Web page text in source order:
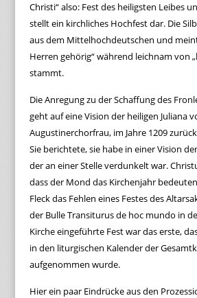
Christi“ also: Fest des heiligsten Leibes
stellt ein kirchliches Hochfest dar. Die
aus dem Mittelhochdeutschen und
Herren gehörig“ während leichnam von
stammt.
Die Anregung zu der Schaffung des
geht auf eine Vision der heiligen Juliana
Augustinerchorfrau, im Jahre 1209
Sie berichtete, sie habe in einer Vision
der an einer Stelle verdunkelt war.
dass der Mond das Kirchenjahr
Fleck das Fehlen eines Festes des
der Bulle Transiturus de hoc mundo in
Kirche eingeführte Fest war das erste,
in den liturgischen Kalender der
aufgenommen wurde.
Hier ein paar Eindrücke aus den